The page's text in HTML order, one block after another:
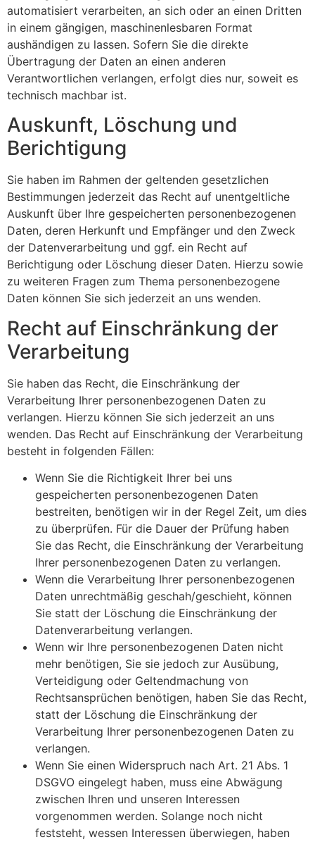
automatisiert verarbeiten, an sich oder an einen Dritten
in einem gängigen, maschinenlesbaren Format
aushändigen zu lassen. Sofern Sie die direkte
Übertragung der Daten an einen anderen
Verantwortlichen verlangen, erfolgt dies nur, soweit es
technisch machbar ist.
Auskunft, Löschung und
Berichtigung
Sie haben im Rahmen der geltenden gesetzlichen
Bestimmungen jederzeit das Recht auf unentgeltliche
Auskunft über Ihre gespeicherten personenbezogenen
Daten, deren Herkunft und Empfänger und den Zweck
der Datenverarbeitung und ggf. ein Recht auf
Berichtigung oder Löschung dieser Daten. Hierzu sowie
zu weiteren Fragen zum Thema personenbezogene
Daten können Sie sich jederzeit an uns wenden.
Recht auf Einschränkung der
Verarbeitung
Sie haben das Recht, die Einschränkung der
Verarbeitung Ihrer personenbezogenen Daten zu
verlangen. Hierzu können Sie sich jederzeit an uns
wenden. Das Recht auf Einschränkung der Verarbeitung
besteht in folgenden Fällen:
Wenn Sie die Richtigkeit Ihrer bei uns
gespeicherten personenbezogenen Daten
bestreiten, benötigen wir in der Regel Zeit, um dies
zu überprüfen. Für die Dauer der Prüfung haben
Sie das Recht, die Einschränkung der Verarbeitung
Ihrer personenbezogenen Daten zu verlangen.
Wenn die Verarbeitung Ihrer personenbezogenen
Daten unrechtmäßig geschah/geschieht, können
Sie statt der Löschung die Einschränkung der
Datenverarbeitung verlangen.
Wenn wir Ihre personenbezogenen Daten nicht
mehr benötigen, Sie sie jedoch zur Ausübung,
Verteidigung oder Geltendmachung von
Rechtsansprüchen benötigen, haben Sie das Recht,
statt der Löschung die Einschränkung der
Verarbeitung Ihrer personenbezogenen Daten zu
verlangen.
Wenn Sie einen Widerspruch nach Art. 21 Abs. 1
DSGVO eingelegt haben, muss eine Abwägung
zwischen Ihren und unseren Interessen
vorgenommen werden. Solange noch nicht
feststeht, wessen Interessen überwiegen, haben